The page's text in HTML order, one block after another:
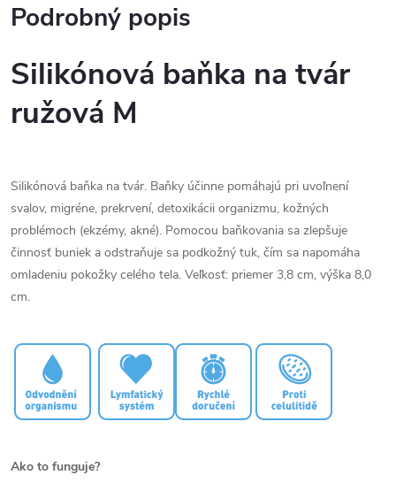
Podrobný popis
Silikónová baňka na tvár
ružová M
Silikónová baňka na tvár. Baňky účinne pomáhajú pri uvoľnení
svalov, migréne, prekrvení, detoxikácii organizmu, kožných
problémoch (ekzémy, akné). Pomocou baňkovania sa zlepšuje
činnosť buniek a odstraňuje sa podkožný tuk, čím sa napomáha
omladeniu pokožky celého tela. Veľkosť: priemer 3,8 cm, výška 8,0
cm.
Ako to funguje?